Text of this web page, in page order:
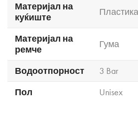
Материјал на
куќиште
Пластика
Материјал на
ремче
Гума
Водоотпорност
3 Bar
Пол
Unisex